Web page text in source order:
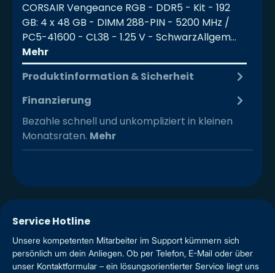
CORSAIR Vengeance RGB - DDR5 - Kit - 192
GB: 4 x 48 GB - DIMM 288-PIN - 5200 MHz /
PC5-41600 - CL38 - 1.25 V - SchwarzAllgem…
Mehr
Produktinformation & Sicherheit
Finanzierung
Bezahle schnell und unkompliziert in kleinen
Monatsraten. Mehr
Service Hotline
Unsere kompetenten Mitarbeiter im Support kümmern sich
persönlich um dein Anliegen. Ob per Telefon, E-Mail oder über
unser Kontaktformular – ein lösungsorientierter Service liegt uns